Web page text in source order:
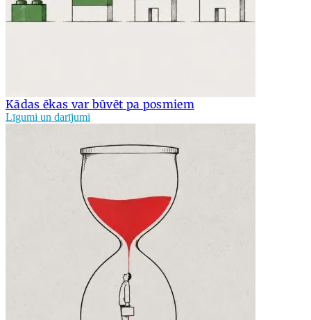
Kādas ēkas var būvēt pa posmiem
Līgumi un darījumi